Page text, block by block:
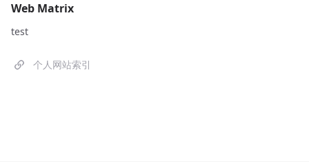
Web Matrix
test
个人网站索引